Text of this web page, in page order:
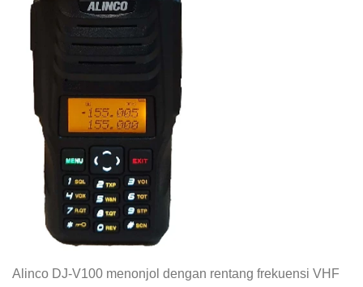
Alinco DJ-V100 menonjol dengan rentang frekuensi VHF